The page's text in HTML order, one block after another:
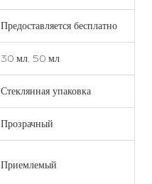
Предоставляется бесплатно
30 мл, 50 мл
Стеклянная упаковка
Прозрачный
Приемлемый